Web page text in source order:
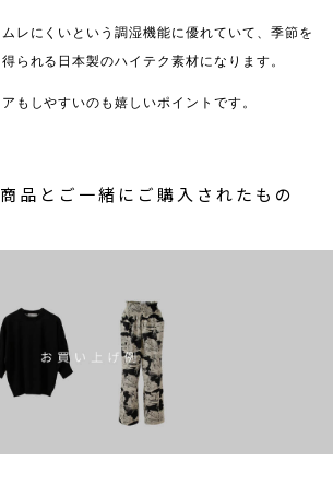
レにくいという調湿機能に優れていて、季節を
られる日本製のハイテク素材になります。
もしやすいのも嬉しいポイントです。
品とご一緒にご購入されたもの